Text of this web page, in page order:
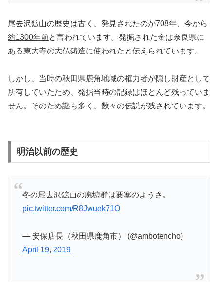
尾去沢鉱山の歴史は古く、発見されたのが708年、今から
約1300年前と言われています。発掘された金は奈良県に
ある東大寺の大仏鋳造に使われたと伝えられています。
しかし、当時の秋田県鹿角地域の権力者が隠し財産として
所有していたため、発掘当時の記録はほとんど残っていま
せん。そのため謎も多く、数々の伝説が残されています。
明治以前の歴史
冬の尾去沢鉱山の廃墟群は要塞のようさ。
pic.twitter.com/R8Jwuek71O
— 安保店長（秋田県鹿角市） (@ambotencho)
April 19, 2019